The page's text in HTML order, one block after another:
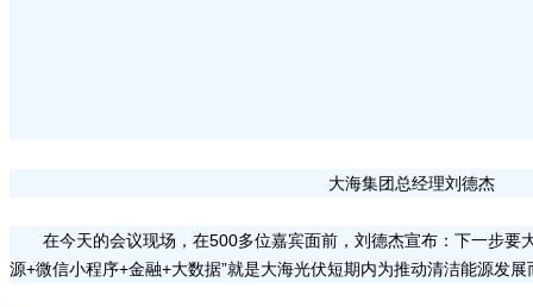
大海集团总经理刘德杰
在今天的会议现场，在500多位嘉宾面前，刘德杰宣布：下一步要
源+微信小程序+金融+大数据”就是大海光伏短期内为推动清洁能源发